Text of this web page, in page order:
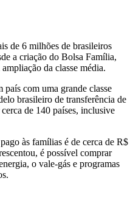
de 6 milhões de brasileiros
a criação do Bolsa Família,
da classe média.
com uma grande classe
brasileiro de transferência de
de 140 países, inclusive
às famílias é de cerca de R$
é possível comprar
o vale-gás e programas